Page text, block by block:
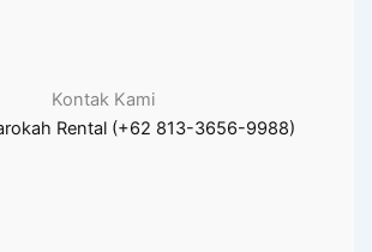
Kontak Kami
Rental (+62 813-3656-9988)